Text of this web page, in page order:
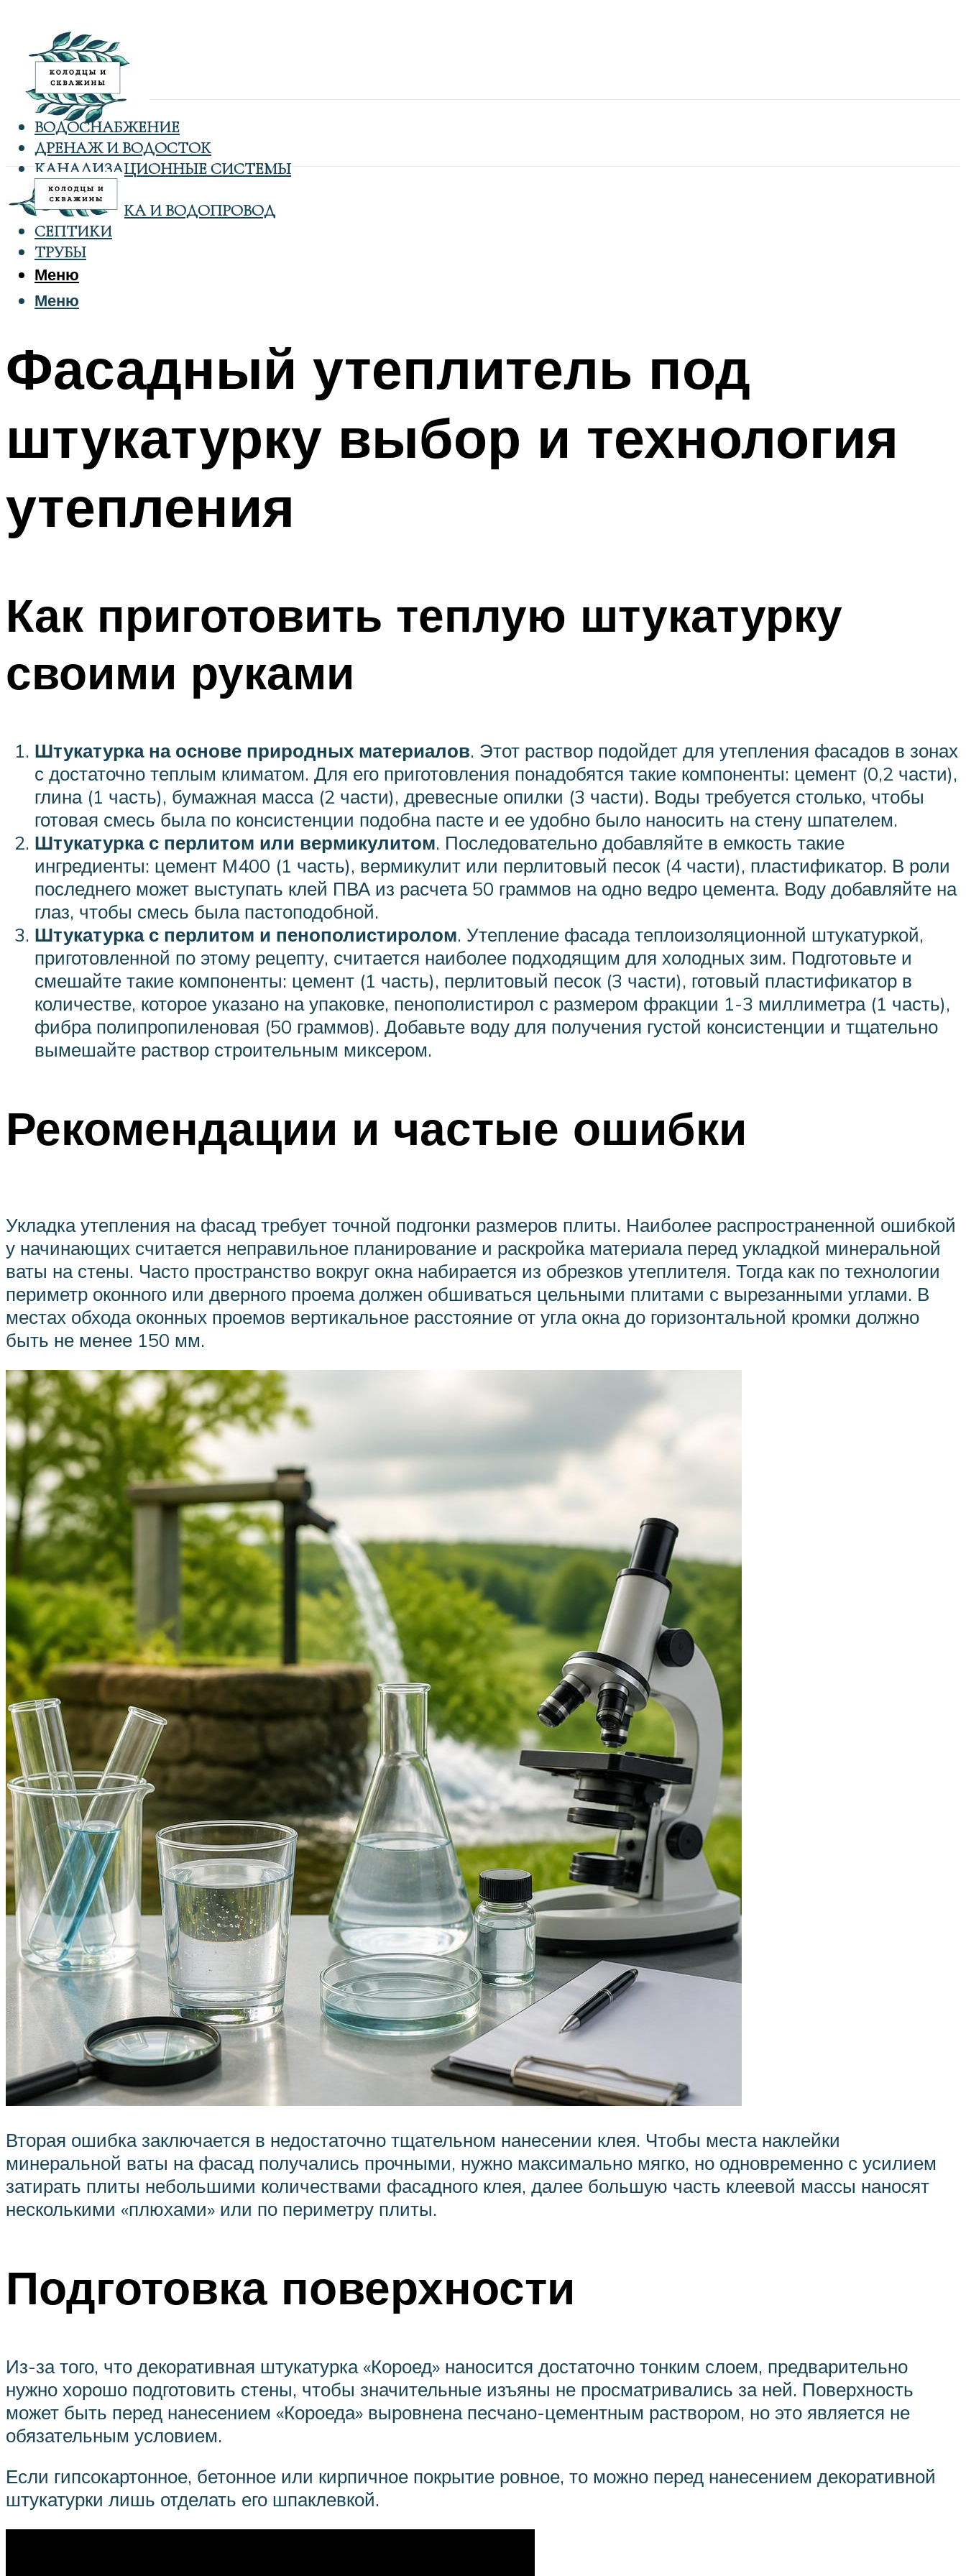
ВОДОСНАБЖЕНИЕ
ДРЕНАЖ И ВОДОСТОК
КАНАЛИЗАЦИОННЫЕ СИСТЕМЫ
КОЛОДЦЫ
САНТЕХНИКА И ВОДОПРОВОД
СЕПТИКИ
ТРУБЫ
Меню
Меню
Фасадный утеплитель под
штукатурку выбор и технология
утепления
Как приготовить теплую штукатурку
своими руками
Штукатурка на основе природных материалов. Этот раствор подойдет для утепления фасадов в зонах
с достаточно теплым климатом. Для его приготовления понадобятся такие компоненты: цемент (0,2 части),
глина (1 часть), бумажная масса (2 части), древесные опилки (3 части). Воды требуется столько, чтобы
готовая смесь была по консистенции подобна пасте и ее удобно было наносить на стену шпателем.
Штукатурка с перлитом или вермикулитом. Последовательно добавляйте в емкость такие
ингредиенты: цемент М400 (1 часть), вермикулит или перлитовый песок (4 части), пластификатор. В роли
последнего может выступать клей ПВА из расчета 50 граммов на одно ведро цемента. Воду добавляйте на
глаз, чтобы смесь была пастоподобной.
Штукатурка с перлитом и пенополистиролом. Утепление фасада теплоизоляционной штукатуркой,
приготовленной по этому рецепту, считается наиболее подходящим для холодных зим. Подготовьте и
смешайте такие компоненты: цемент (1 часть), перлитовый песок (3 части), готовый пластификатор в
количестве, которое указано на упаковке, пенополистирол с размером фракции 1-3 миллиметра (1 часть),
фибра полипропиленовая (50 граммов). Добавьте воду для получения густой консистенции и тщательно
вымешайте раствор строительным миксером.
Рекомендации и частые ошибки
Укладка утепления на фасад требует точной подгонки размеров плиты. Наиболее распространенной ошибкой
у начинающих считается неправильное планирование и раскройка материала перед укладкой минеральной
ваты на стены. Часто пространство вокруг окна набирается из обрезков утеплителя. Тогда как по технологии
периметр оконного или дверного проема должен обшиваться цельными плитами с вырезанными углами. В
местах обхода оконных проемов вертикальное расстояние от угла окна до горизонтальной кромки должно
быть не менее 150 мм.
Вторая ошибка заключается в недостаточно тщательном нанесении клея. Чтобы места наклейки
минеральной ваты на фасад получались прочными, нужно максимально мягко, но одновременно с усилием
затирать плиты небольшими количествами фасадного клея, далее большую часть клеевой массы наносят
несколькими «плюхами» или по периметру плиты.
Подготовка поверхности
Из-за того, что декоративная штукатурка «Короед» наносится достаточно тонким слоем, предварительно
нужно хорошо подготовить стены, чтобы значительные изъяны не просматривались за ней. Поверхность
может быть перед нанесением «Короеда» выровнена песчано-цементным раствором, но это является не
обязательным условием.
Если гипсокартонное, бетонное или кирпичное покрытие ровное, то можно перед нанесением декоративной
штукатурки лишь отделать его шпаклевкой.